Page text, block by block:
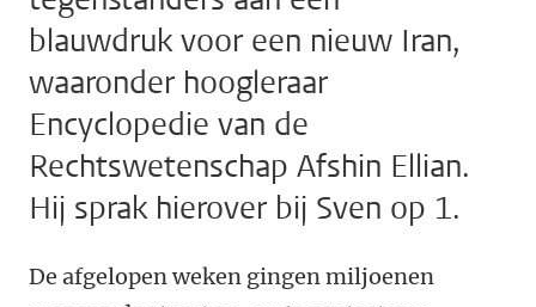
blauwdruk voor een nieuw Iran,
waaronder hoogleraar
Encyclopedie van de
Rechtswetenschap Afshin Ellian.
Hij sprak hierover bij Sven op 1.
De afgelopen weken gingen miljoenen